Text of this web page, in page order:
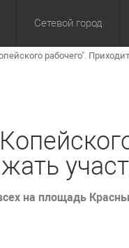
Экономика
Сетевой город
рабочего".
на площадь